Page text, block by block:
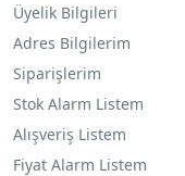
Üyelik Bilgileri
Adres Bilgilerim
Siparişlerim
Stok Alarm Listem
Alışveriş Listem
Fiyat Alarm Listem